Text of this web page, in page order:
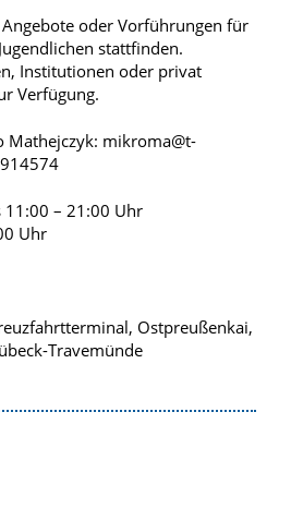
oder Vorführungen für
stattfinden.
Institutionen oder privat
Verfügung.
Mathejczyk: mikroma@t-
11:00 – 21:00 Uhr
Uhr
Ostpreußenkai,
Travemünde